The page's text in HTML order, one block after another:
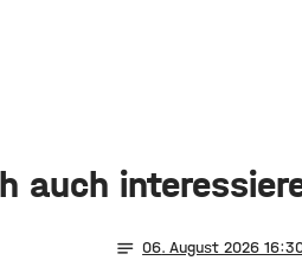
auch
notes 06. August 2026